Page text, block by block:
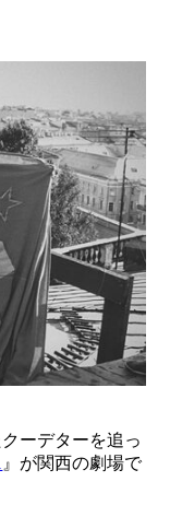
ーデターを追っ
』が関西の劇場で